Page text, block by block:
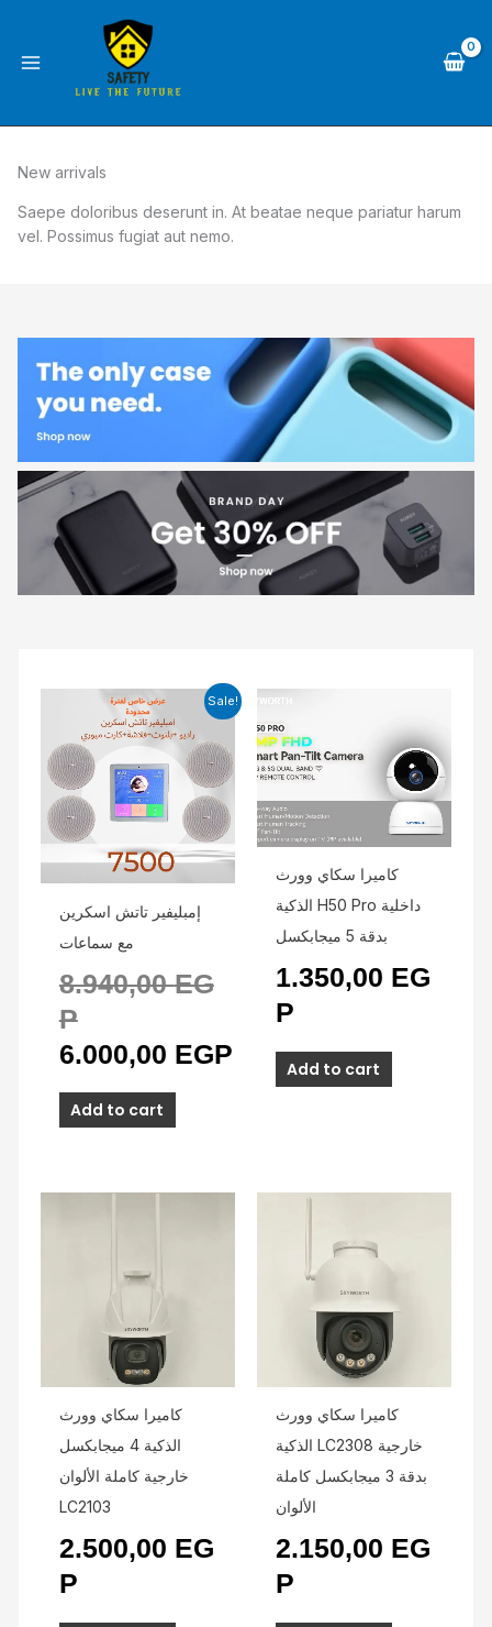
content
New arrivals
Saepe doloribus deserunt in. At beatae neque pariatur harum
vel. Possimus fugiat aut nemo.
Sale!
إمبليفير تاتش اسكرين
مع سماعات
8.940,00EG
P
Original
price
was:
8.940,00 EGP.
6.000,00 EGP
Current
price
is:
6.000,00 EGP.
Add to cart
كاميرا سكاي وورث
الذكية H50 Pro داخلية
بدقة 5 ميجابكسل
1.350,00 EG
P
Add to cart
كاميرا سكاي وورث
الذكية 4 ميجابكسل
خارجية كاملة الألوان
LC2103
2.500,00 EG
P
كاميرا سكاي وورث
الذكية LC2308 خارجية
بدقة 3 ميجابكسل كاملة
الألوان
2.150,00 EG
P